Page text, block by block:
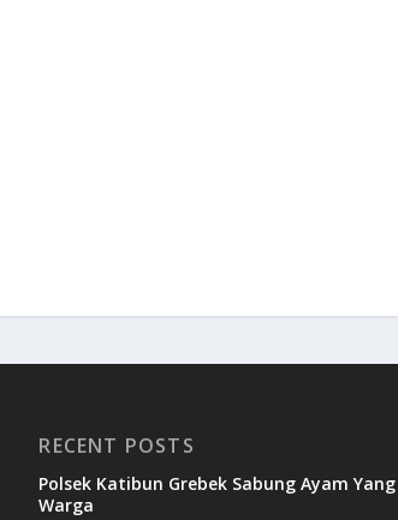
RECENT POSTS
Polsek Katibun Grebek Sabung Ayam
Warga